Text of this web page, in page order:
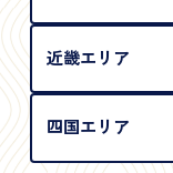
近畿エリア
四国エリア